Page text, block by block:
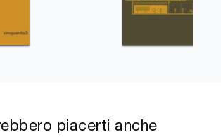
piacerti anche